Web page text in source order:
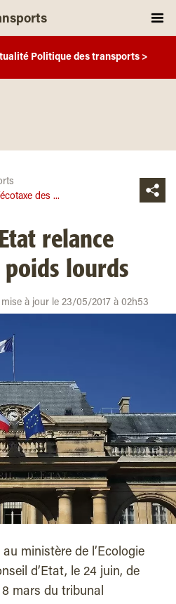
Politique des transports >
des ...
relance
poids lourds
à jour le 23/05/2017 à 02h53
ministère de l’Ecologie
d’Etat, le 24 juin, de
8 mars du tribunal